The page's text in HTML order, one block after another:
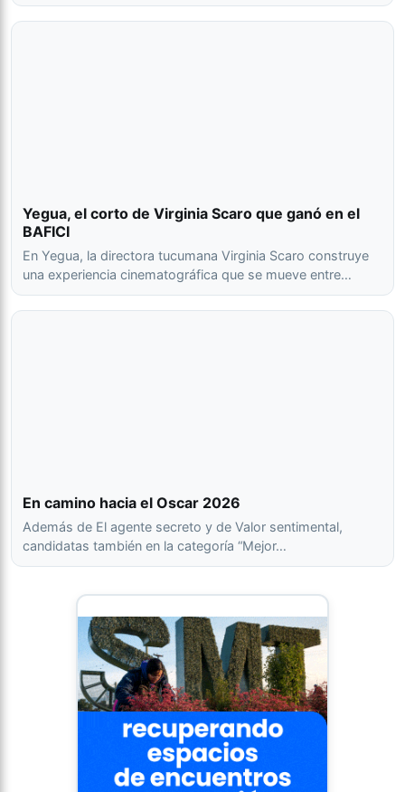
Yegua, el corto de Virginia Scaro que ganó en el
BAFICI
En Yegua, la directora tucumana Virginia Scaro construye
una experiencia cinematográfica que se mueve entre…
En camino hacia el Oscar 2026
Además de El agente secreto y de Valor sentimental,
candidatas también en la categoría “Mejor…